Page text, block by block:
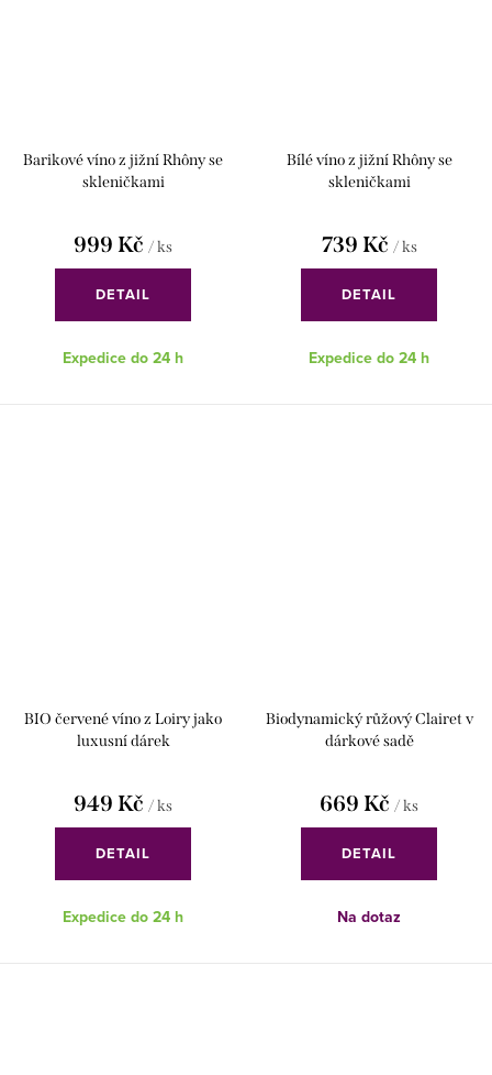
Barikové víno z jižní Rhôny se
skleničkami
999 Kč / ks
DETAIL
Expedice do 24 h
Bílé víno z jižní Rhôny se
skleničkami
739 Kč / ks
DETAIL
Expedice do 24 h
BIO červené víno z Loiry jako
luxusní dárek
949 Kč / ks
DETAIL
Expedice do 24 h
Biodynamický růžový Clairet v
dárkové sadě
669 Kč / ks
DETAIL
Na dotaz